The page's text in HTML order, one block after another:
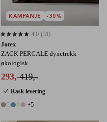
Jotex
ZACK PERCALE dynetrekk -
økologisk
293,-419,-
Rask levering
10 farger
+5
4,0 basert på 31 karaktergivninger
4,0 (31)
KAMPANJE -30%